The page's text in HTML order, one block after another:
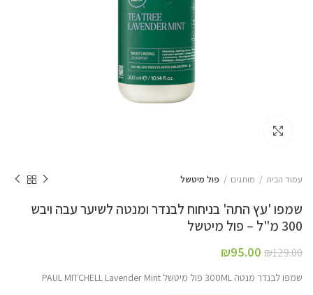
עמוד הבית מותגים פול מיטשל
שמפו 'עץ התה' בניחוח לבנדר ומנטה לשיער עבה ויבש
300 מ"ל – פול מיטשל
₪129.00
₪95.00
שמפו לבנדר מנטה 300ML פול מיטשל PAUL MITCHELL Lavender Mint